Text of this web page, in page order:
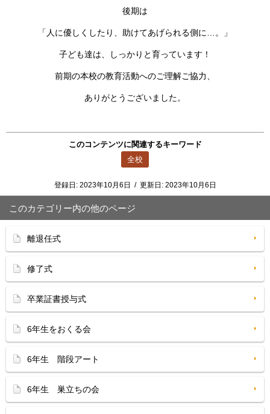
後期は
「人に優しくしたり、助けてあげられる側に…。」
子ども達は、しっかりと育っています！
前期の本校の教育活動へのご理解ご協力、
ありがとうございました。
このコンテンツに関連するキーワード
全校
登録日: 2023年10月6日 / 更新日: 2023年10月6日
このカテゴリー内の他のページ
離退任式
修了式
卒業証書授与式
6年生をおくる会
6年生 階段アート
6年生 巣立ちの会